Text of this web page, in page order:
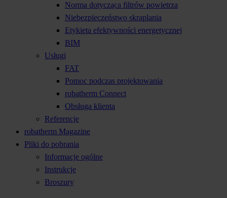
Norma dotycząca filtrów powietrza
Niebezpieczeństwo skraplania
Etykieta efektywności energetycznej
BIM
Usługi
FAT
Pomoc podczas projektowania
robatherm Connect
Obsługa klienta
Referencje
robatherm Magazine
Pliki do pobrania
Informacje ogólne
Instrukcje
Broszury